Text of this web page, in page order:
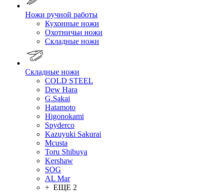
Ножи ручной работы
Кухонные ножи
Охотничьи ножи
Складные ножи
Складные ножи
COLD STEEL
Dew Hara
G.Sakai
Hatamoto
Higonokami
Spyderco
Kazuyuki Sakurai
Mcusta
Toru Shibuya
Kershaw
SOG
AL Mar
+ ЕЩЕ 2